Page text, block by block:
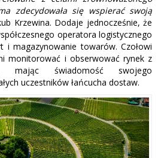
zdecydowała się wspierać swoją
Krzewina. Dodaje jednocześnie, że
operatora logistycznego
magazynowanie towarów. Czołowi
monitorować i obserwować rynek z
mając świadomość swojego
uczestników łańcucha dostaw.